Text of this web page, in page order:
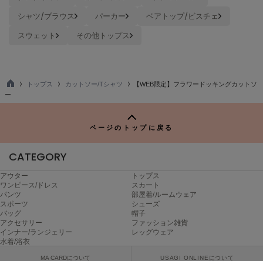
ウサギギャラリー
USAGI Gift
ウサギアイテム
USAGI Vintage
VEJA
シャツ/ブラウス
パーカー
ベアトップ/ビスチェ
スウェット
その他トップス
TO
P
トップス カットソー/Tシャツ
【WEB限定】フラワードッキングカットソ
ー
ページのトップに戻る
CATEGORY
アウター
トップス
ワンピース/ドレス
スカート
パンツ
部屋着/ルームウェア
スポーツ
シューズ
バッグ
帽子
アクセサリー
ファッション雑貨
インナー/ランジェリー
レッグウェア
水着/浴衣
MA CARDについて USAGI ONLINEについて